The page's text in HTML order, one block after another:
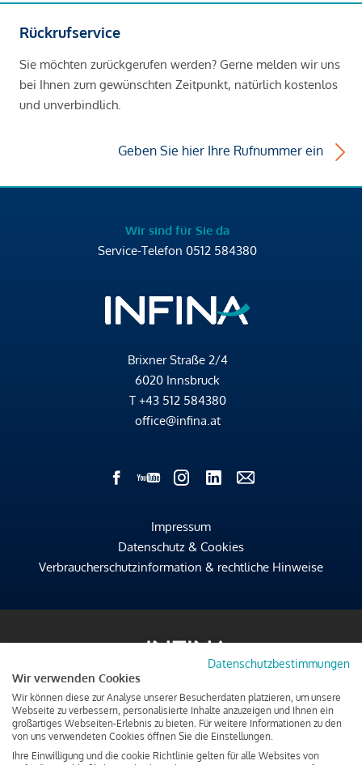
Rückrufservice
Sie möchten zurückgerufen werden? Gerne melden wir uns
bei Ihnen zum gewünschten Zeitpunkt, natürlich kostenlos
und unverbindlich.
Geben Sie hier Ihre Rufnummer ein
Wir sind für Sie da
Service-Telefon 0512 584380
Brixner Straße 2/4
6020 Innsbruck
T +43 512 584380
office@infina.at
Impressum
Datenschutz & Cookies
Verbraucherschutzinformation & rechtliche Hinweise
Datenschutzbestimmungen
Wir verwenden Cookies
Wir können diese zur Analyse unserer Besucherdaten platzieren, um unsere
Webseite zu verbessern, personalisierte Inhalte anzuzeigen und Ihnen ein
großartiges Webseiten-Erlebnis zu bieten. Für weitere Informationen zu den
von uns verwendeten Cookies öffnen Sie die Einstellungen.
Ihre Einwilligung und die cookie Richtlinie gelten für alle Websites von